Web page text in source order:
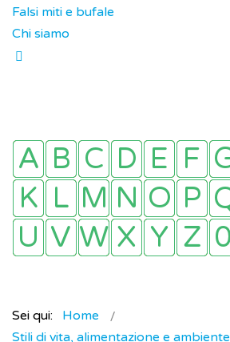
Falsi miti e bufale
Chi siamo
Sei qui:
Home
Stili di vita, alimentazione e ambiente